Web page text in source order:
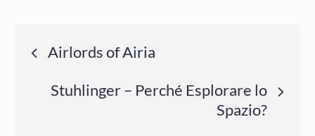
Navigazione
articoli
Airlords of Airia
Stuhlinger – Perché Esplorare lo
Spazio?